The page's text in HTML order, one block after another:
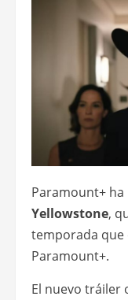
Paramount+
Yellowstone,
temporada
Paramount+.
El nuevo tráiler